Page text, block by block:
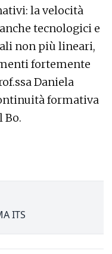
la velocità
tecnologici e
non più lineari,
fortemente
Daniela
formativa
Bo.
ITS